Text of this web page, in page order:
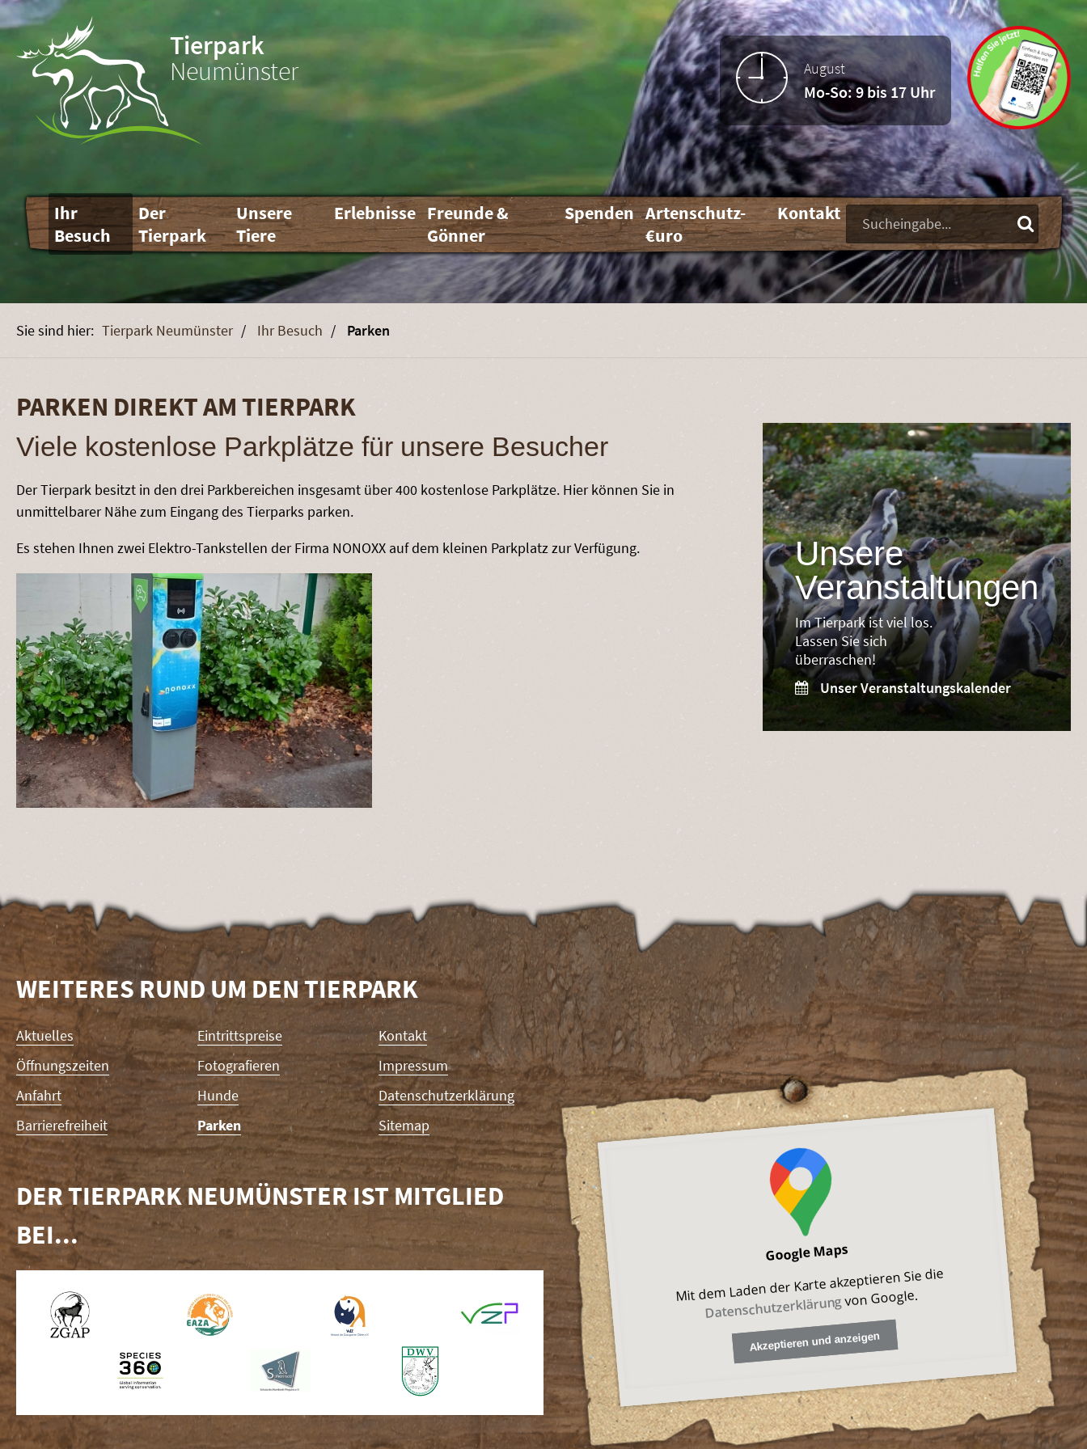
Tierpark
Neumünster
August
Mo-So: 9 bis 17 Uhr
Navigation
überspringen
Ihr
Besuch
Der
Tierpark
Unsere
Tiere
Erlebnisse Freunde &
Gönner
Spenden Artenschutz-
€uro
Kontakt Suchbegriffe
Tierpark Neumünster Ihr Besuch Parken
PARKEN DIREKT AM TIERPARK
Viele kostenlose Parkplätze für unsere Besucher
Der Tierpark besitzt in den drei Parkbereichen insgesamt über 400 kostenlose Parkplätze. Hier können Sie in
unmittelbarer Nähe zum Eingang des Tierparks parken.
Es stehen Ihnen zwei Elektro-Tankstellen der Firma NONOXX auf dem kleinen Parkplatz zur Verfügung.
Unsere
Veranstaltungen
Im Tierpark ist viel los.
Lassen Sie sich
überraschen!
 Unser Veranstaltungskalender
WEITERES RUND UM DEN TIERPARK
Navigation
überspringen
Aktuelles
Öffnungszeiten
Anfahrt
Barrierefreiheit
Eintrittspreise
Fotografieren
Hunde
Parken
Kontakt
Impressum
Datenschutzerklärung
Sitemap
DER TIERPARK NEUMÜNSTER IST MITGLIED
BEI...